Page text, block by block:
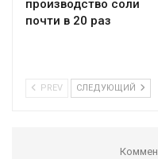
производство соли
почти в 20 раз
PREV СЛЕДУЮЩИЙ